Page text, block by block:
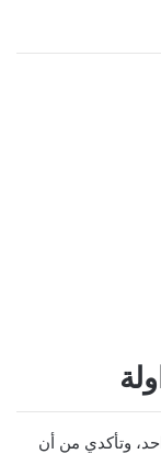
وتأكدي من أن